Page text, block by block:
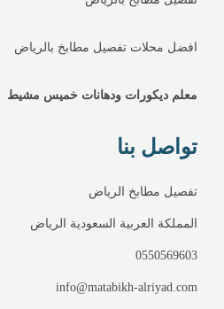
افضل محلات تفصيل مطابخ بالرياض
معلم ديكورات ودهانات خميس مشيط
تواصل بنا
تفصيل مطابخ الرياض
المملكة العربية السعودية الرياض
0550569603
info@matabikh-alriyad.com